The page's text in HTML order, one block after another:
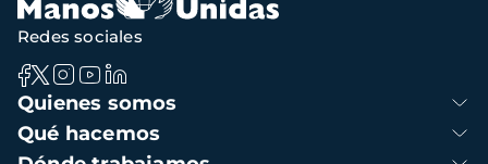
Navegación
principal
Quienes somos
Qué hacemos
Redes sociales